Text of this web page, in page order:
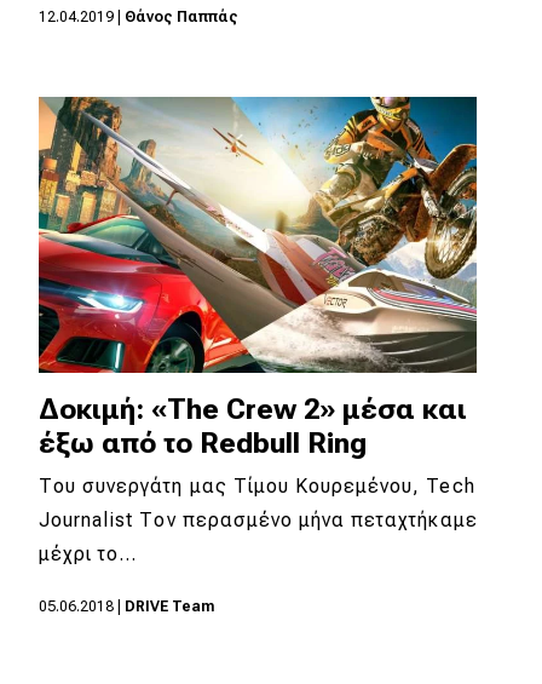
12.04.2019 Θάνος Παππάς
Δοκιμή: «The Crew 2» μέσα και
έξω από το Redbull Ring
Του συνεργάτη μας Τίμου Κουρεμένου, Tech
Journalist Τον περασμένο μήνα πεταχτήκαμε
μέχρι το…
05.06.2018 DRIVE Team